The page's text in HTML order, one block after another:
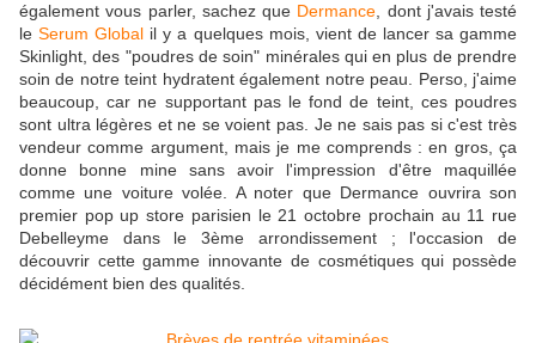
également vous parler, sachez que Dermance , dont j'avais testé
leSerum Global il y a quelques mois, vient de lancer sa gamme
Skinlight, des "poudres de soin" minérales qui en plus de prendre
soin de notre teint hydratent également notre peau. Perso, j'aime
beaucoup, car ne supportant pas le fond de teint, ces poudres
sont ultra légères et ne se voient pas. Je ne sais pas si c'est très
vendeur comme argument, mais je me comprends : en gros, ça
donne bonne mine sans avoir l'impression d'être maquillée
comme une voiture volée. A noter que Dermance ouvrira son
premier pop up store parisien le 21 octobre prochain au 11 rue
Debelleyme dans le 3ème arrondissement ; l'occasion de
découvrir cette gamme innovante de cosmétiques qui possède
décidément bien des qualités.